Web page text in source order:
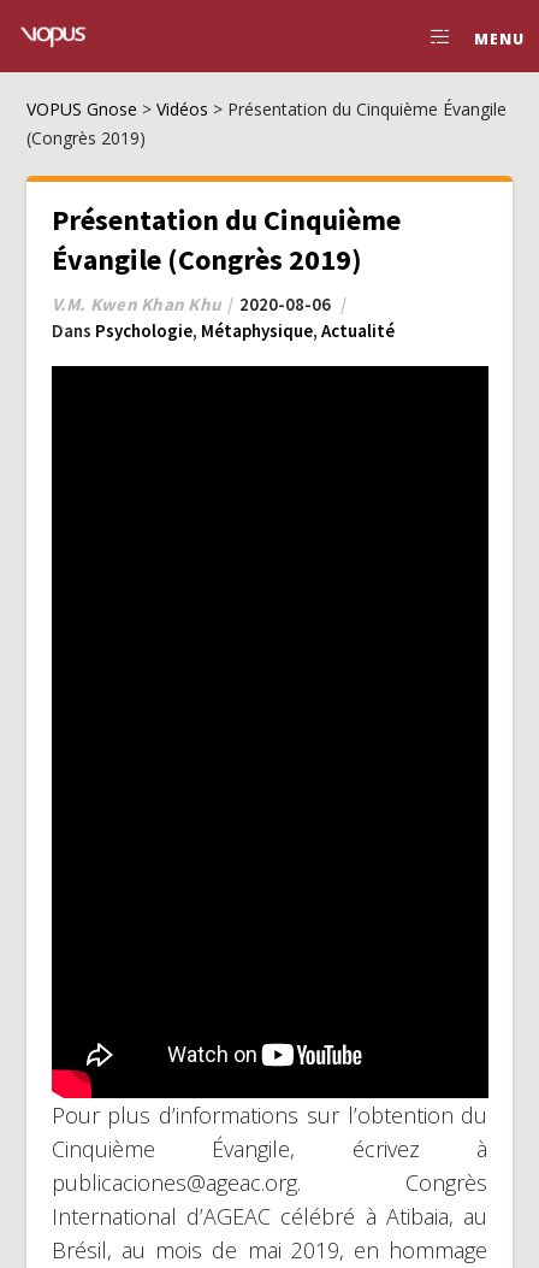
MENU
VOPUS Gnose >Vidéos > Présentation du Cinquième Évangile
(Congrès 2019)
Présentation du Cinquième
Évangile (Congrès 2019)
V.M. Kwen Khan Khu
2020-08-06
Dans Psychologie, Métaphysique, Actualité
Pour plus d’informations sur l’obtention du
Cinquième Évangile, écrivez à
publicaciones@ageac.org. Congrès
International d’AGEAC célébré à Atibaia, au
Brésil, au mois de mai 2019, en hommage